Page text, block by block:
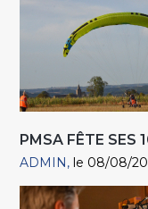
PMSA FÊTE SES
ADMIN le 08/08/